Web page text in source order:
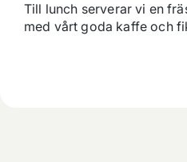
Till lunch serverar vi en
med vårt goda kaffe och